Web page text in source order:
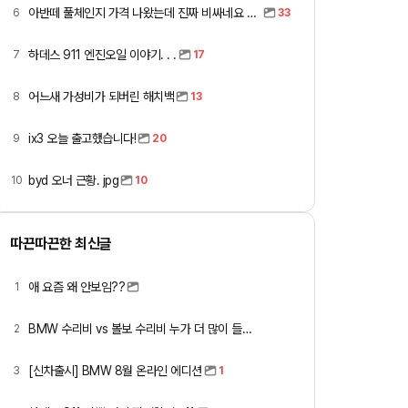
6 아반떼 풀체인지 가격 나왔는데 진짜 비싸네요 ㅎㅎ 33
7 하데스 911 엔진오일 이야기. . . 17
8 어느새 가성비가 되버린 해치백 13
9 ix3 오늘 출고했습니다! 20
10 byd 오너 근황. jpg 10
따끈따끈한 최신글
1 애 요즘 왜 안보임??
2 BMW 수리비 vs 볼보 수리비 누가 더 많이 들까요 ㅎ
3 [신차출시] BMW 8월 온라인 에디션 1